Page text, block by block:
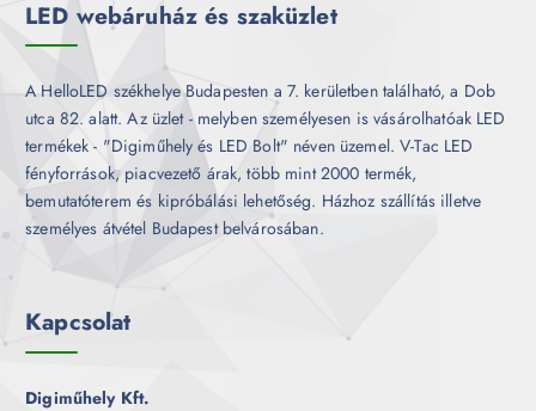
LED webáruház és szaküzlet
A HelloLED székhelye Budapesten a 7. kerületben található, a Dob
utca 82. alatt. Az üzlet - melyben személyesen is vásárolhatóak LED
termékek - "Digiműhely és LED Bolt" néven üzemel. V-Tac LED
fényforrások, piacvezető árak, több mint 2000 termék,
bemutatóterem és kipróbálási lehetőség. Házhoz szállítás illetve
személyes átvétel Budapest belvárosában.
Kapcsolat
Digiműhely Kft.